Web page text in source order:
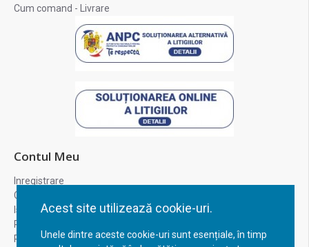
Acest site utilizează cookie-uri.
Unele dintre aceste cookie-uri sunt esențiale, în timp
Cum comand - Livrare
Contul Meu
Inregistrare
Contul meu
Istoric comenzi
Recuperare parola
Returnare produs